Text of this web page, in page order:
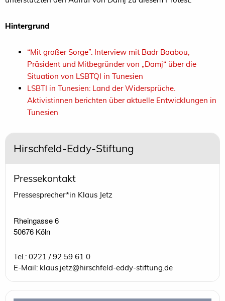
Hintergrund
“Mit großer Sorge”. Interview mit Badr Baabou,
Präsident und Mitbegründer von „Damj“ über die
Situation von LSBTQI in Tunesien
LSBTI in Tunesien: Land der Widersprüche.
Aktivistinnen berichten über aktuelle Entwicklungen in
Tunesien
Hirschfeld-Eddy-Stiftung
Pressekontakt
Pressesprecher*in Klaus Jetz
Rheingasse 6
50676 Köln
Tel.: 0221 / 92 59 61 0
E-Mail: klaus.jetz@hirschfeld-eddy-stiftung.de